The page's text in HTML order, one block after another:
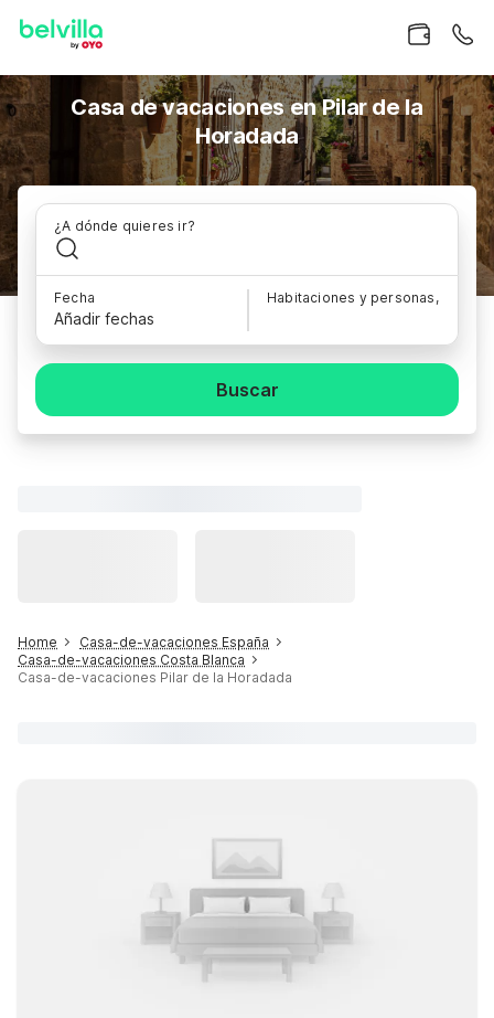
Casa de vacaciones en Pilar de la
Horadada
¿A dónde quieres ir?
Fecha
Añadir fechas
Habitaciones y personas,
Buscar
Home
Casa-de-vacaciones España
Casa-de-vacaciones Costa Blanca
Casa-de-vacaciones Pilar de la Horadada